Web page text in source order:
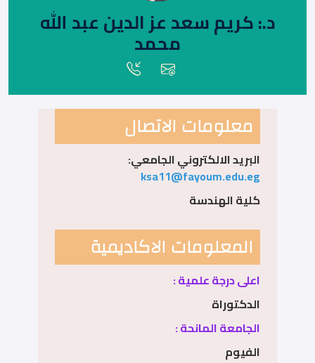
د.: كريم سعد عز الدين عبد الله
محمد
معلومات الاتصال
البريد الالكتروني الجامعي:
ksa11@fayoum.edu.eg
كلية الهندسة
المعلومات الاكاديمية
اعلى درجة علمية :
الدكتوراة
الجامعة المانحة :
الفيوم